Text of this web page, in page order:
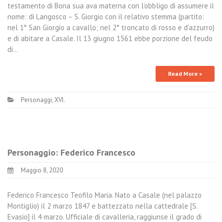
testamento di Bona sua ava materna con l’obbligo di assumere il
nome: di Langosco – S. Giorgio con il relativo stemma (partito:
nel 1° San Giorgio a cavallo; nel 2° troncato di rosso e d’azzurro)
e di abitare a Casale. Il 13 giugno 1561 ebbe porzione del feudo
di…
Read More »
Personaggi,XVI.
Personaggio: Federico Francesco
Maggio 8, 2020
Federico Francesco Teofilo Maria. Nato a Casale (nel palazzo
Montiglio) il 2 marzo 1847 e battezzato nella cattedrale [S.
Evasio] il 4 marzo. Ufficiale di cavalleria, raggiunse il grado di